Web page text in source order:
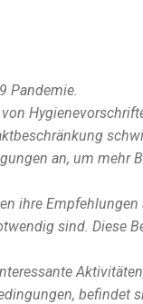
Pandemie.
an, um mehr
ihre
sind. Diese
befindet